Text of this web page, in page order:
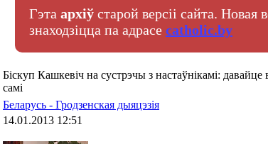
Гэта архіў старой версіі сайта. Новая
знаходзіцца па адрасе catholic.by
Біскуп Кашкевіч на сустрэчы з настаўнікамі:
самі
Беларусь - Гродзенская дыяцэзія
14.01.2013 12:51